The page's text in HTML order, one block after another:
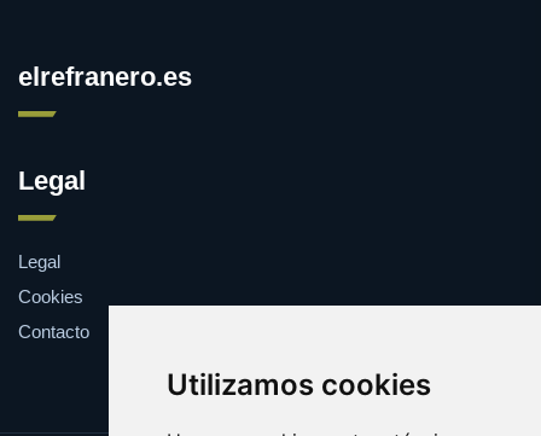
Utilizamos cookies
elrefranero.es
Legal
Legal
Cookies
Contacto